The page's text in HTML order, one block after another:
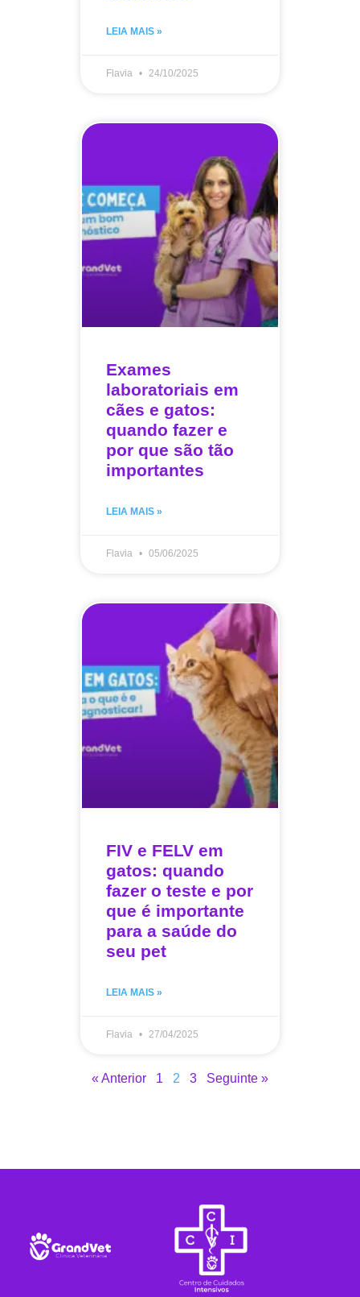
LEIA MAIS »
Flavia 24/10/2025
Exames
laboratoriais em
cães e gatos:
quando fazer e
por que são tão
importantes
LEIA MAIS »
Flavia 05/06/2025
FIV e FELV em
gatos: quando
fazer o teste e por
que é importante
para a saúde do
seu pet
LEIA MAIS »
Flavia 27/04/2025
« Anterior 1 2 3 Seguinte »